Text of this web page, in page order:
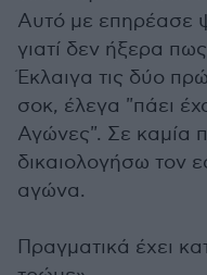
Αυτό με επηρέασε
γιατί δεν ήξερα
Έκλαιγα τις δύο
σοκ, έλεγα "πάει
Αγώνες". Σε καμία
δικαιολογήσω τον
αγώνα.
Πραγματικά έχει